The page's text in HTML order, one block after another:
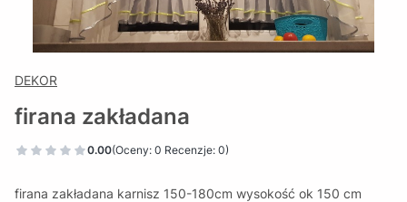
DEKOR
firana zakładana
0.00(Oceny: 0 Recenzje: 0)
firana zakładana karnisz 150-180cm wysokość ok 150 cm